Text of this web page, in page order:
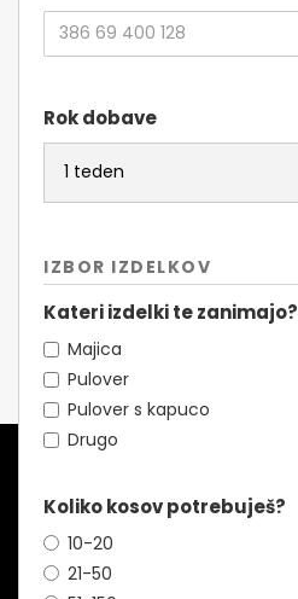
Rok dobave
IZBOR IZDELKOV
Kateri izdelki te zanimajo?
Majica
Pulover
Pulover s kapuco
Drugo
Koliko kosov potrebuješ?
10-20
21-50